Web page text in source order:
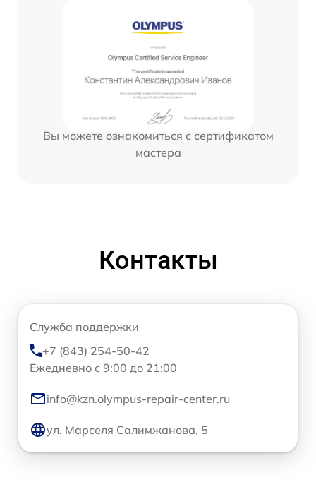
Вы можете ознакомиться с сертификатом
мастера
Контакты
Служба поддержки
+7 (843) 254-50-42
Ежедневно с 9:00 до 21:00
info@kzn.olympus-repair-center.ru
ул. Марселя Салимжанова, 5